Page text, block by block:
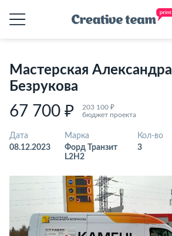
Мастерская Александра
Безрукова
67 700 ₽
203 100 ₽
бюджет проекта
Дата
08.12.2023
Марка
Форд Транзит
L2H2
Кол-во
3